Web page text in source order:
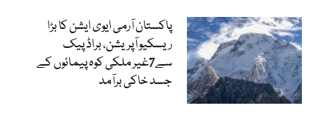
پاکستان آرمی ایوی ایشن کا بڑا
ریسکیو آپریشن، براڈ پیک
سے7غیر ملکی کوہ پیمائوں کے
جسد خاکی برآمد